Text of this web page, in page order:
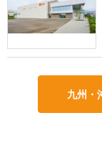
九州・